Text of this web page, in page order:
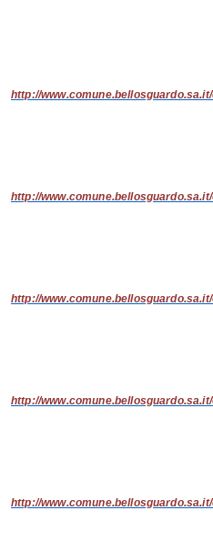
http://
http://
http://
http://
http://